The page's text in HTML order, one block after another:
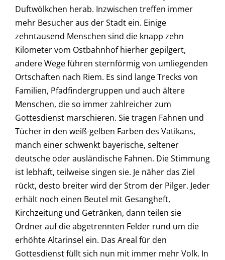
Duftwölkchen herab. Inzwischen treffen immer
mehr Besucher aus der Stadt ein. Einige
zehntausend Menschen sind die knapp zehn
Kilometer vom Ostbahnhof hierher gepilgert,
andere Wege führen sternförmig von umliegenden
Ortschaften nach Riem. Es sind lange Trecks von
Familien, Pfadfindergruppen und auch ältere
Menschen, die so immer zahlreicher zum
Gottesdienst marschieren. Sie tragen Fahnen und
Tücher in den weiß-gelben Farben des Vatikans,
manch einer schwenkt bayerische, seltener
deutsche oder ausländische Fahnen. Die Stimmung
ist lebhaft, teilweise singen sie. Je näher das Ziel
rückt, desto breiter wird der Strom der Pilger. Jeder
erhält noch einen Beutel mit Gesangheft,
Kirchzeitung und Getränken, dann teilen sie
Ordner auf die abgetrennten Felder rund um die
erhöhte Altarinsel ein. Das Areal für den
Gottesdienst füllt sich nun mit immer mehr Volk. In